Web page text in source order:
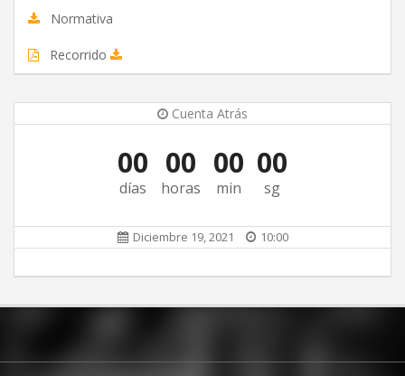
Normativa
Recorrido
Cuenta Atrás
00
días
00
horas
00
min
00
sg
Diciembre 19, 2021 10:00